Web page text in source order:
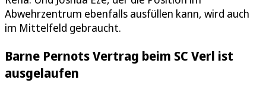
Abwehrzentrum ebenfalls ausfüllen kann, wird auch
im Mittelfeld gebraucht.
Barne Pernots Vertrag beim SC Verl ist
ausgelaufen